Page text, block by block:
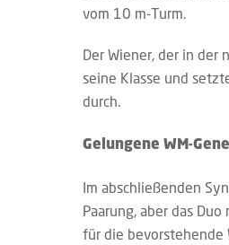
vom 10 m-Turm.
Der Wiener, der in der
seine Klasse und
durch.
Gelungene WM-
Im abschließenden
Paarung, aber das
für die bevorstehende